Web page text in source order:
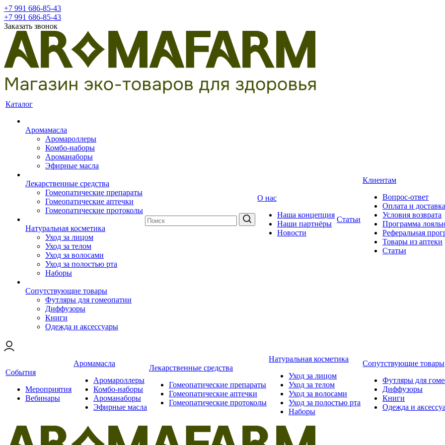
+7 991 686-85-43
+7 991 686-85-43
Заказать звонок
Каталог
Аромамасла
Аромароллеры
Комбо-наборы
Ароманаборы
Эфирные масла
Лекарственные средства
Гомеопатические препараты
Гомеопатические аптечки
Гомеопатические протоколы
Натуральная косметика
Уход за лицом
Уход за телом
Уход за волосами
Уход за полостью рта
Наборы
Сопутствующие товары
Футляры для гомеопатии
Диффузоры
Книги
Одежда и аксессуары
О нас
Наша концепция
Наши партнёры
Новости
Статьи
Клиентам
Вопрос-ответ
Оплата и доставка
Условия возврата
Программа
Реферальная
Товары из аптеки
Статьи
События
Мероприятия
Вебинары
Аромамасла
Аромароллеры
Комбо-наборы
Ароманаборы
Эфирные масла
Лекарственные средства
Гомеопатические препараты
Гомеопатические аптечки
Гомеопатические протоколы
Натуральная косметика
Уход за лицом
Уход за телом
Уход за волосами
Уход за полостью рта
Наборы
Сопутствующие товары
Футляры для
Диффузоры
Книги
Одежда и